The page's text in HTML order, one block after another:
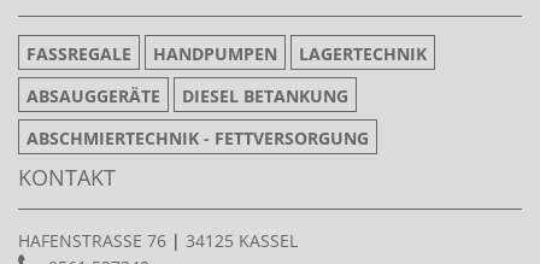
FASSREGALE HANDPUMPEN
LAGERTECHNIK
ABSAUGGERÄTE
DIESEL BETANKUNG
ABSCHMIERTECHNIK - FETTVERSORGUNG
KONTAKT
HAFENSTRASSE 76 | 34125 KASSEL